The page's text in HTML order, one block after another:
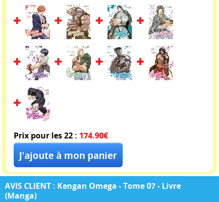
Prix pour les 22 : 174.90€
AVIS CLIENT : Kengan Omega - Tome 07 - Livre
(Manga)